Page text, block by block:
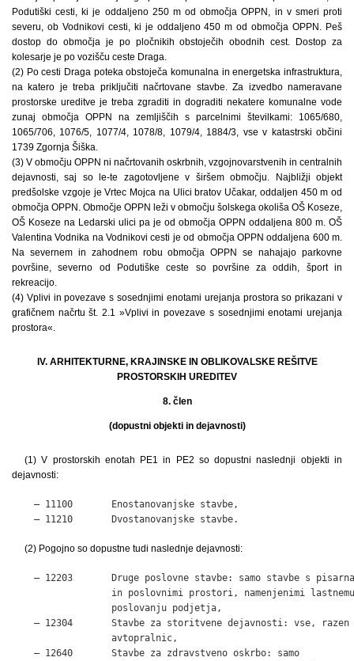
Podutiški cesti, ki je oddaljeno 250 m od območja OPPN, in v smeri proti
severu, ob Vodnikovi cesti, ki je oddaljeno 450 m od območja OPPN. Peš
dostop do območja je po pločnikih obstoječih obodnih cest. Dostop za
kolesarje je po vozišču ceste Draga.
(2) Po cesti Draga poteka obstoječa komunalna in energetska infrastruktura,
na katero je treba priključiti načrtovane stavbe. Za izvedbo nameravane
prostorske ureditve je treba zgraditi in dograditi nekatere komunalne vode
zunaj območja OPPN na zemljiščih s parcelnimi številkami: 1065/680,
1065/706, 1076/5, 1077/4, 1078/8, 1079/4, 1884/3, vse v katastrski občini
1739 Zgornja Šiška.
(3) V območju OPPN ni načrtovanih oskrbnih, vzgojnovarstvenih in centralnih
dejavnosti, saj so le-te zagotovljene v širšem območju. Najbližji objekt
predšolske vzgoje je Vrtec Mojca na Ulici bratov Učakar, oddaljen 450 m od
območja OPPN. Območje OPPN leži v območju šolskega okoliša OŠ Koseze,
OŠ Koseze na Ledarski ulici pa je od območja OPPN oddaljena 800 m. OŠ
Valentina Vodnika na Vodnikovi cesti je od območja OPPN oddaljena 600 m.
Na severnem in zahodnem robu območja OPPN se nahajajo parkovne
površine, severno od Podutiške ceste so površine za oddih, šport in
rekreacijo.
(4) Vplivi in povezave s sosednjimi enotami urejanja prostora so prikazani v
grafičnem načrtu št. 2.1 »Vplivi in povezave s sosednjimi enotami urejanja
prostora«.
IV. ARHITEKTURNE, KRAJINSKE IN OBLIKOVALSKE REŠITVE
PROSTORSKIH UREDITEV
8. člen
(dopustni objekti in dejavnosti)
(1) V prostorskih enotah PE1 in PE2 so dopustni naslednji objekti in
dejavnosti:
– 11100       Enostanovanjske stavbe,
    – 11210       Dvostanovanjske stavbe.
(2) Pogojno so dopustne tudi naslednje dejavnosti:
– 12203       Druge poslovne stavbe: samo stavbe s
                  in poslovnimi prostori, namenjenimi lastnemu
                  poslovanju podjetja,
    – 12304       Stavbe za storitvene dejavnosti: vse, razen
                  avtopralnic,
    – 12640       Stavbe za zdravstveno oskrbo: samo